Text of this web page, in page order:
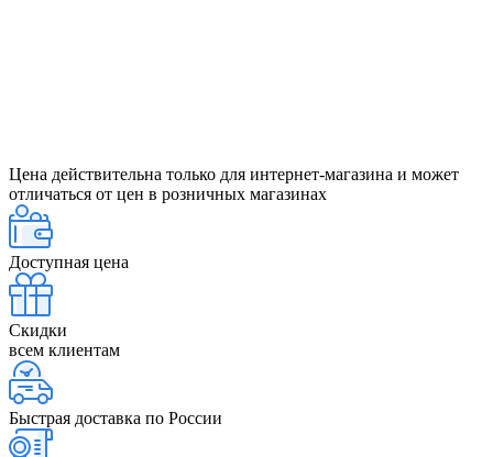
Цена действительна только для интернет-магазина и может
отличаться от цен в розничных магазинах
Доступная цена
Скидки
всем клиентам
Быстрая доставка по России